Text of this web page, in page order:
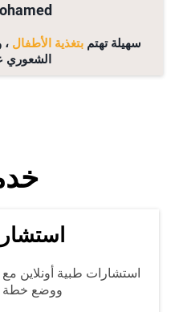
سهيلة تهتمبتغذية الأطفال ،
الشعوري
استشارات طبية أونلاين مع
ووضع خطة